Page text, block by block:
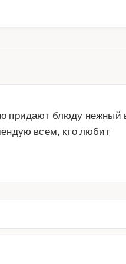
придают блюду нежный
всем, кто любит